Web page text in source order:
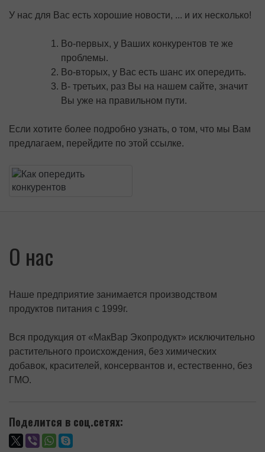
У нас для Вас есть хорошие новости, ... и их несколько!
Во-первых, у Ваших конкурентов те же
проблемы.
Во-вторых, у Вас есть шанс их опередить.
В- третьих, раз Вы на нашем сайте, значит
Вы уже на правильном пути.
Если хотите более подробно узнать, о том, что мы Вам
предлагаем, перейдите по этой ссылке.
О нас
Наше предприятие занимается производством
продуктов питания с 1999г.
Вся продукция от «МакВар Экопродукт» исключительно
растительного происхождения, без химических
добавок, красителей, консервантов и, естественно, без
ГМО.
Поделится в соц.сетях: